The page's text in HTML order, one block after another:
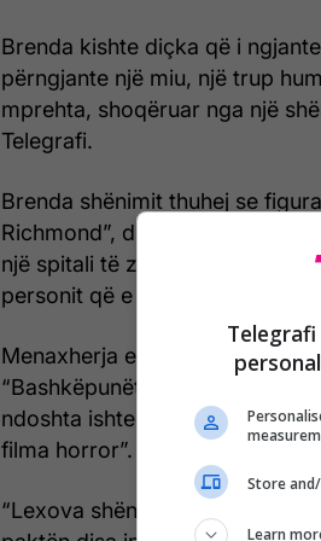
Brenda kishte diçka që i
përngjante një miu, një trup
mprehta, shoqëruar nga një
Telegrafi.
Brenda shënimit thuhej se
Richmond”, dhe se ishte gjetur
një spitali të zonës, teksa ajo i
personit që e kishte dhuruar
Menaxherja e sektorit të
“Bashkëpunëtori im e solli
ndoshta ishte një kokë e prerë
filma horror”.
“Lexova shënimin që ndodhej
Store
Learn